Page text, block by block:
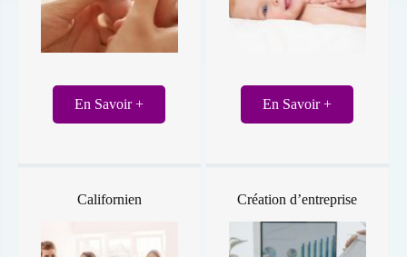
En Savoir + En Savoir +
Californien Création d’entreprise